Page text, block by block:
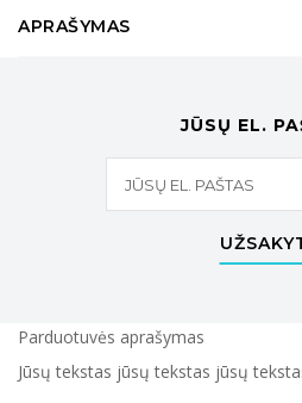
APRAŠYMAS
JŪSŲ EL.
Parduotuvės aprašymas
Jūsų tekstas jūsų tekstas jūsų